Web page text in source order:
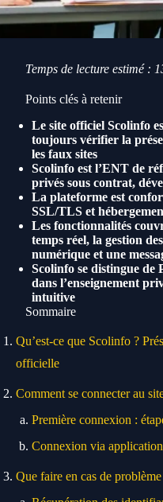
Temps de lecture estimé :
Points clés à retenir
Le site officiel Scolinfo
toujours vérifier la
les faux sites
Scolinfo est l’ENT de
privés sous contrat,
La plateforme est
SSL/TLS et
Les fonctionnalités
temps réel, la gestion
numérique et une
Scolinfo se distingue de
dans l’enseignement
intuitive
Sommaire
Qu’est-ce que Scolinfo ?
officielle
Comment se connecter au
Première connexion :
Connexion via
Que faire en cas de